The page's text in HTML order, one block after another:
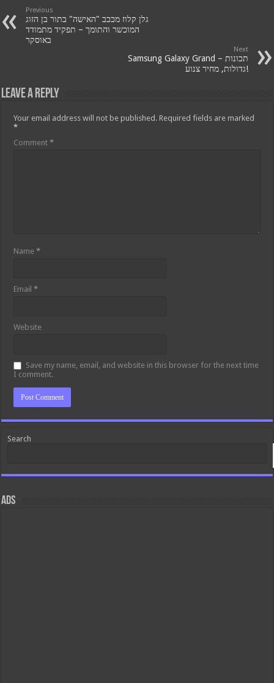
Previous
גלן קלוז מככב "האישה" בתור בן הזוג
המוכשר והתומך – תפקיד מתמודד
באוסקר
Next
Samsung Galaxy Grand – תכונות
גדולות, מחיר צנוע!
Leave a Reply
Your email address will not be published. Required fields are marked
*
Comment*
Name*
Email*
Website
Save my name, email, and website in this browser for the next time
I comment.
Search
ads